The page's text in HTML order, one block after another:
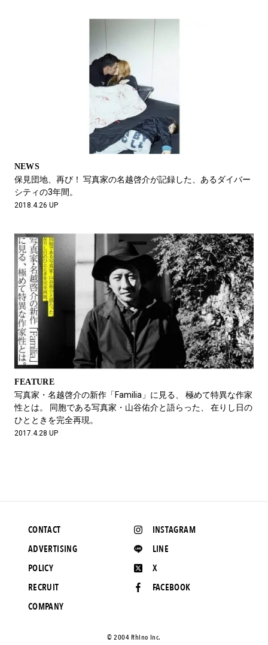
NEWS
保見団地、再び！ 写真家の名越啓介が記録した、あるダイバー
シティの3年間。
2018.4.26 UP
FEATURE
写真家・名越啓介の新作「Familia」に見る、 極めて特異な作家
性とは。 同胞である写真家・山谷佑介と語らった、 在りし日の
ひとときを完全再現。
2017.4.28 UP
INSTAGRAM
LINE
X
FACEBOOK
CONTACT
ADVERTISING
POLICY
RECRUIT
COMPANY
©️ 2004 Rhino Inc.